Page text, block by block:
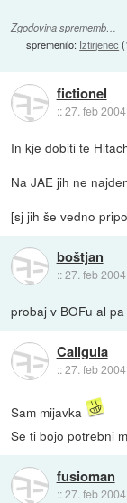
Zgodovina sprememb…
spremenilo: Iztirjenec (
fictionel
::27. feb
In kje dobiti te
Na JAE jih ne
[sj jih še vedno
boštjan
::27. feb
probaj v BOFu al
Caligula
::27. feb
Sam mijavka
Se ti bojo potrebni
fusioman
::27. feb